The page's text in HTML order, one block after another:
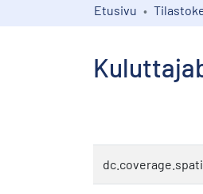
Etusivu